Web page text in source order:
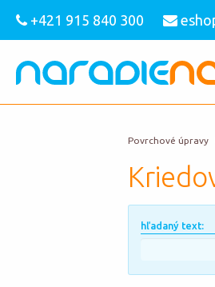
+421 915 840 300
Povrchové úpravy
hľadaný text: